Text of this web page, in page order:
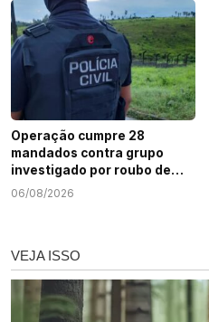
Operação cumpre 28
mandados contra grupo
investigado por roubo de
cargas e tráfico de drogas
06/08/2026